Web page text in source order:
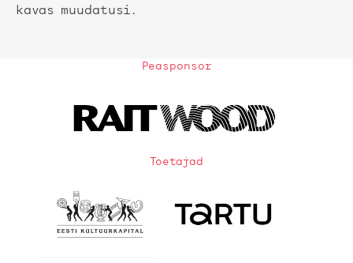
kavas muudatusi.
Peasponsor
Toetajad